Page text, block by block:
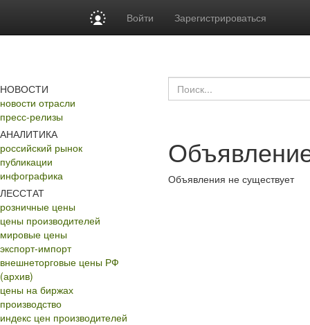
Войти Зарегистрироваться
НОВОСТИ
новости отрасли
пресс-релизы
АНАЛИТИКА
российский рынок
публикации
инфографика
ЛЕССТАТ
розничные цены
цены производителей
мировые цены
экспорт-импорт
внешнеторговые цены РФ
(архив)
цены на биржах
производство
индекс цен производителей
Объявления не существует